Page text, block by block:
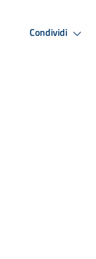
Condividi